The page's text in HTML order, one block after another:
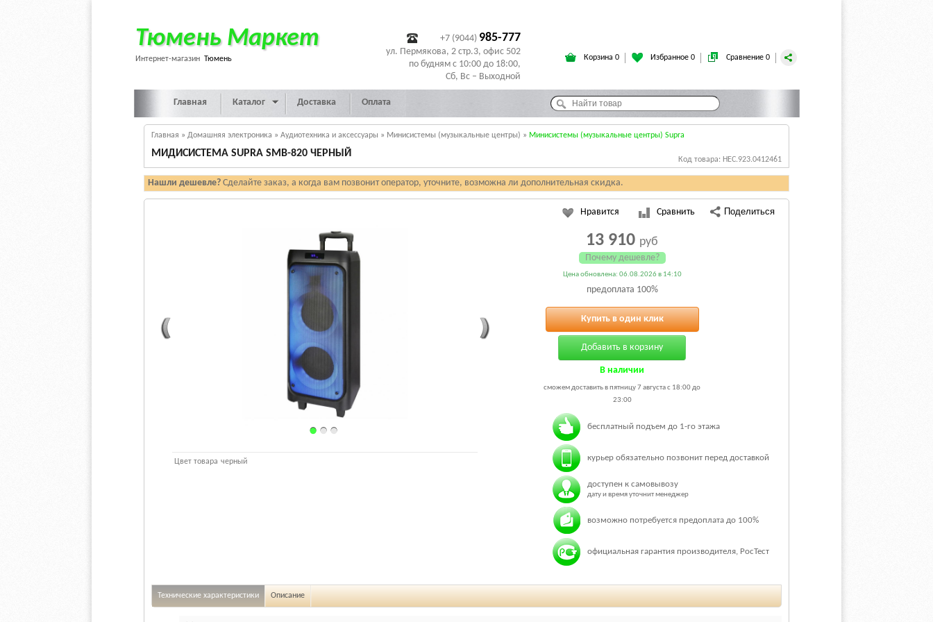
Тюмень Маркет
Интернет-магазин Тюмень
+7 (9044) 985-777
ул. Пермякова, 2 стр.3, офис 502
по будням с 10:00 до 18:00,
Сб, Вс – Выходной
Корзина 0 Избранное 0 Сравнение 0
Главная Каталог Доставка Оплата
Главная » Домашняя электроника » Аудиотехника и аксессуары » Минисистемы (музыкальные центры) » Минисистемы (музыкальные центры) Supra
Код товара: HEC.923.0412461
МИДИСИСТЕМА SUPRA SMB-820 ЧЕРНЫЙ
Нашли дешевле? Сделайте заказ, а когда вам позвонит оператор, уточните, возможна ли дополнительная скидка.
Цвет товара черный
Нравится Сравнить
13 910 руб
Почему дешевле?
Цена обновлена: 06.08.2026 в 14:10
предоплата 100%
Купить в один клик
Добавить в корзину
В наличии
сможем доставить в пятницу 7 августа с 18:00 до
23:00
бесплатный подъем до 1-го этажа
курьер обязательно позвонит перед доставкой
доступен к самовывозу
дату и время уточнит менеджер
возможно потребуется предоплата до 100%
официальная гарантия производителя, РосТест
Технические характеристики Описание